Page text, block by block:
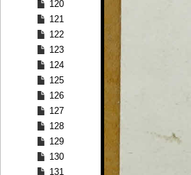
120
121
122
123
124
125
126
127
128
129
130
131